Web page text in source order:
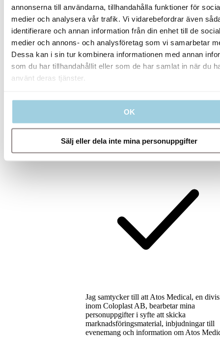
annonserna till användarna, tillhandahålla funktioner för
medier och analysera vår trafik. Vi vidarebefordrar även
identifierare och annan information från din enhet till de
medier och annons- och analysföretag som vi samarbetar
Dessa kan i sin tur kombinera informationen med annan
som du har tillhandahållit eller som de har samlat in när du
använt deras tjänster.
OK
Sälj eller dela inte mina personuppgifter
Användartyp*
Kommunikationspreferens
* Obligatoriska fält
Jag samtycker till att Atos Medical, en
inom Coloplast AB, bearbetar mina
personuppgifter i syfte att skicka
marknadsföringsmaterial, inbjudningar till
evenemang och information om Atos